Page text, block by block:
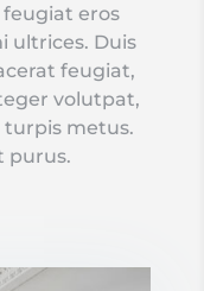
eros
ultrices. Duis
feugiat,
volutpat,
metus.
purus.